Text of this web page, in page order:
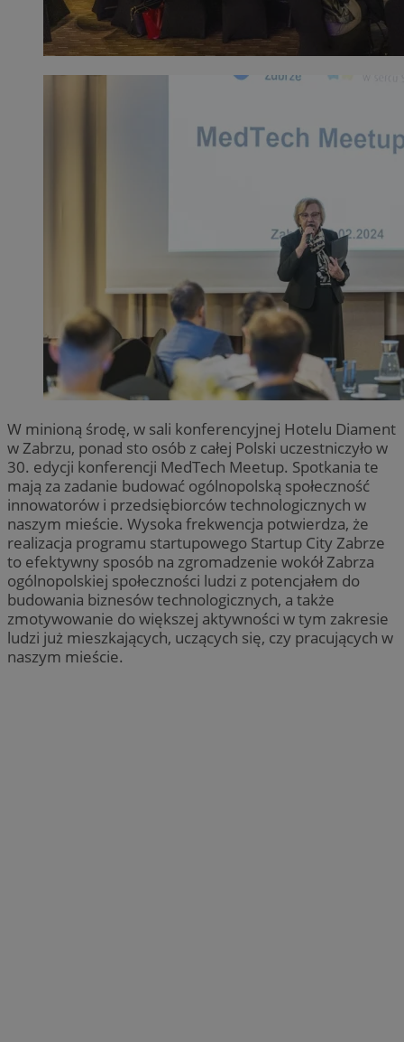
W minioną środę, w sali konferencyjnej Hotelu Diament
w Zabrzu, ponad sto osób z całej Polski uczestniczyło w
30. edycji konferencji MedTech Meetup. Spotkania te
mają za zadanie budować ogólnopolską społeczność
innowatorów i przedsiębiorców technologicznych w
naszym mieście. Wysoka frekwencja potwierdza, że
realizacja programu startupowego Startup City Zabrze
to efektywny sposób na zgromadzenie wokół Zabrza
ogólnopolskiej społeczności ludzi z potencjałem do
budowania biznesów technologicznych, a także
zmotywowanie do większej aktywności w tym zakresie
ludzi już mieszkających, uczących się, czy pracujących w
naszym mieście.